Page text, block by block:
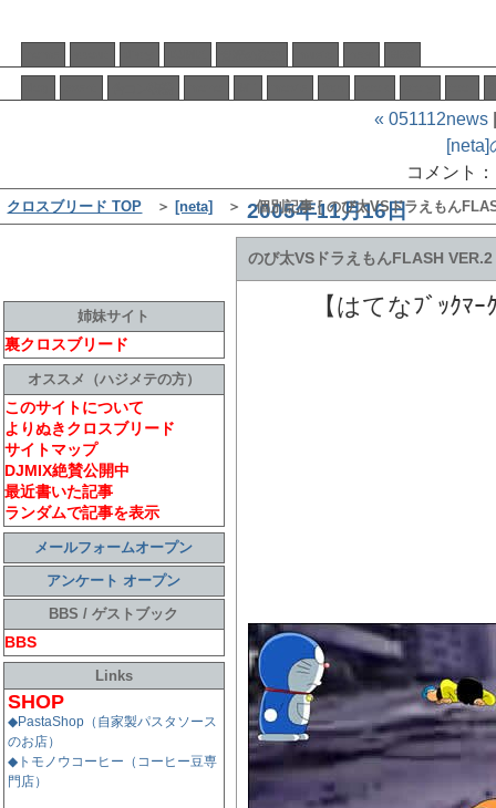
« 051112news
[neta]
コメント
2005年11月16日
のび太VSドラえもんFLASH
【はてなﾌﾞｯｸﾏｰ
姉妹サイト
裏クロスブリード
オススメ（ハジメテの方）
このサイトについて
よりぬきクロスブリード
サイトマップ
DJMIX絶賛公開中
最近書いた記事
ランダムで記事を表示
メールフォームオープン
アンケート オープン
BBS / ゲストブック
BBS
Links
SHOP
◆PastaShop（自家製パスタソース
のお店）
◆トモノウコーヒー（コーヒー豆専
門店）
クロスブリード TOP ＞[neta] ＞ 個別記事 [ のび太VSドラえもん